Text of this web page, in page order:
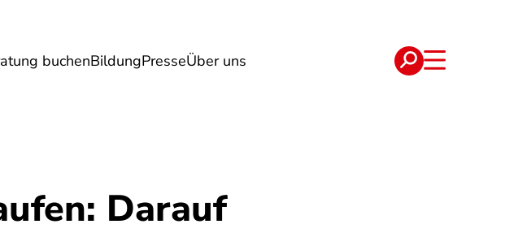
buchenBildungPresseÜber uns
Energie Reise Verträge
Darauf